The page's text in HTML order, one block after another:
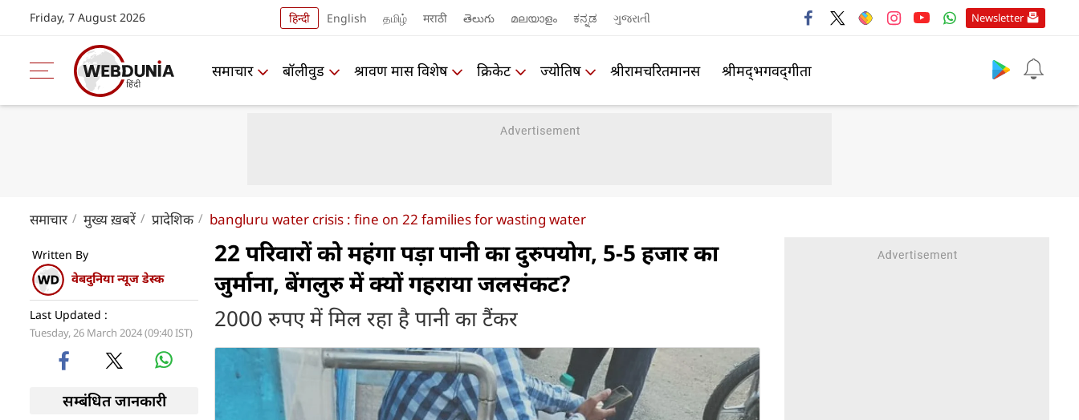
Friday, 7 August 2026 हिन्दी English தமிழ் मराठी తెలుగు മലയാളം ಕನ್ನಡ ગુજરાતી Newsletter
समाचार बॉलीवुड श्रावण मास विशेष क्रिकेट ज्योतिष श्रीरामचरितमानस श्रीमद्‍भगवद्‍गीता
समाचार मुख्य ख़बरें प्रादेशिक bangluru water crisis : fine on 22 families for wasting water
Written By
वेबदुनिया न्यूज डेस्क
Last Updated :
Tuesday, 26 March 2024 (09:40 IST)
सम्बंधित जानकारी
22 परिवारों को महंगा पड़ा पानी का दुरुपयोग, 5-5 हजार का
जुर्माना, बेंगलुरु में क्यों गहराया जलसंकट?
2000 रुपए में मिल रहा है पानी का टैंकर